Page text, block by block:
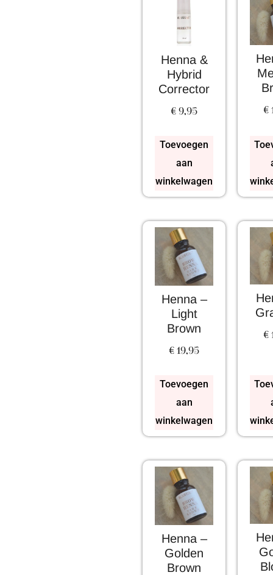
Henna &
Hybrid
Corrector
€9,95
Toevoegen
aan
winkelwagen
€
Henna –
Light
Brown
€19,95
Toevoegen
aan
winkelwagen
€
Henna –
Golden
Brown